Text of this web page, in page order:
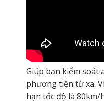
Giúp bạn kiểm soát
phương tiện từ xa.
hạn tốc độ là